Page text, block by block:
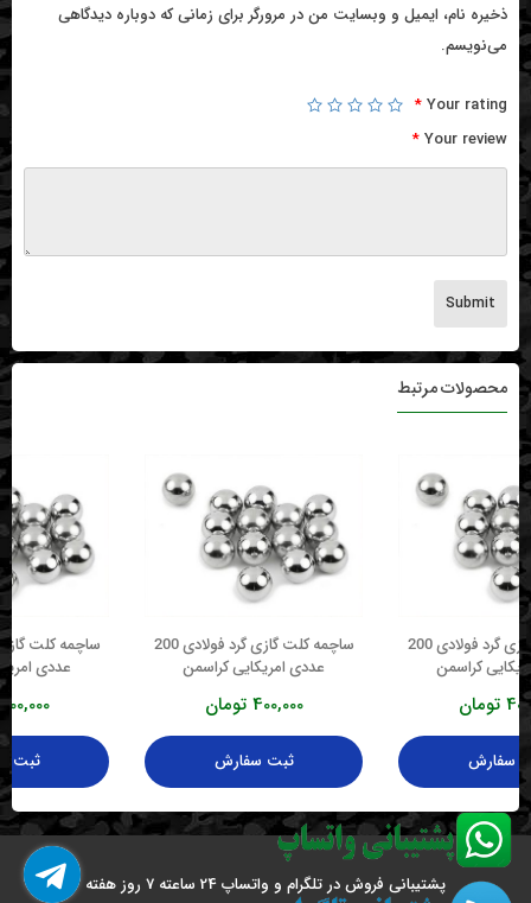
ذخیره نام، ایمیل و وبسایت من در مرورگر برای زمانی که دوباره دیدگاهی
می‌نویسم.
Your rating
*
Your review
*
محصولات مرتبط
ساچمه کلت گازی گرد فولادی 200
کراسمن
تومان
سفارش
ساچمه کلت گازی گرد فولادی 200
عددی امریکایی کراسمن
400,000 تومان
ثبت سفارش
عددی
ثبت
پشتیبانی فروش در تلگرام و واتساپ 24 ساعته 7 روز هفته